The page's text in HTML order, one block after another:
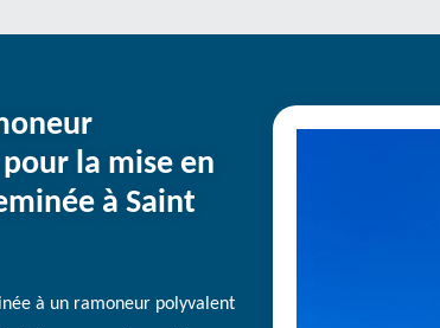
la mise en
à Saint
à un ramoneur polyvalent